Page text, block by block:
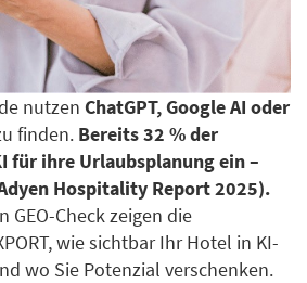
nutzen ChatGPT, Google AI oder
finden. Bereits 32 % der
für ihre Urlaubsplanung ein –
Hospitality Report 2025).
GEO-Check zeigen die
wie sichtbar Ihr Hotel in KI-
wo Sie Potenzial verschenken.